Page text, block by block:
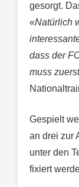
gesorgt.
«Natürlich
dass der
muss
Gespielt
an drei zur
unter den
fixiert